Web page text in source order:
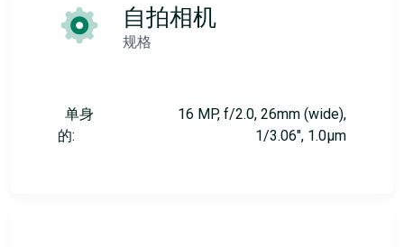
自拍相机
规格
单身
的:
16 MP, f/2.0, 26mm (wide),
1/3.06", 1.0µm